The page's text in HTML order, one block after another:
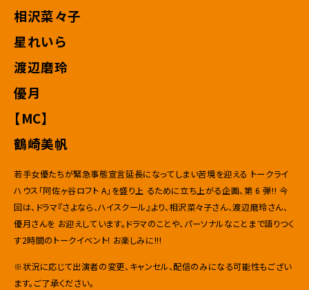
相沢菜々子
星れいら
渡辺磨玲
優月
【MC】
鶴崎美帆
若手女優たちが緊急事態宣言延長になってしまい苦境を迎える トークライ
ハウス「阿佐ヶ谷ロフト A」を盛り上 るために立ち上がる企画、第 6 弾!! 今
回は、ドラマ『さよなら、ハイスクール』より、相沢菜々子さん、渡辺磨玲さん、
優月さんを お迎えしています。ドラマのことや、パーソナルなことまで語りつく
す2時間のトークイベント! お楽しみに!!!
※状況に応じて出演者の変更、キャンセル、配信のみになる可能性もござい
ます。ご了承ください。